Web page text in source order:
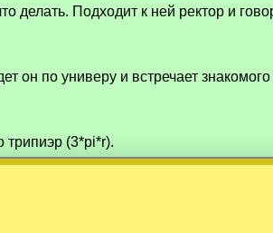
делать. Подходит к ней ректор и
он по универу и встречает
трипиэр (3*pi*r).